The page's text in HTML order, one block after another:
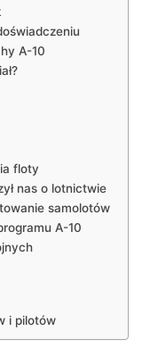
A-10
floty
nas o lotnictwie
samolotów
⁣A-10
i⁢ pilotów